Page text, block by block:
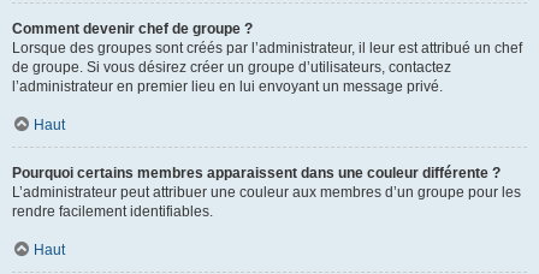
Comment devenir chef de groupe ?
Lorsque des groupes sont créés par l’administrateur, il leur est attribué un chef
de groupe. Si vous désirez créer un groupe d’utilisateurs, contactez
l’administrateur en premier lieu en lui envoyant un message privé.
Haut
Pourquoi certains membres apparaissent dans une couleur différente ?
L’administrateur peut attribuer une couleur aux membres d’un groupe pour les
rendre facilement identifiables.
Haut